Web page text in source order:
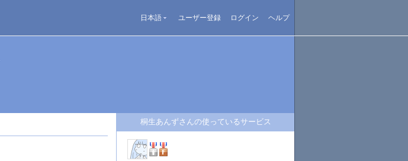
日本語 ユーザー登録 ログイン ヘルプ
桐生あんずさんの使っているサービス